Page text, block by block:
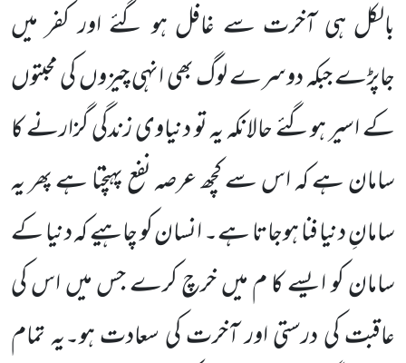
بالکل ہی آخرت سے غافل ہو گئے اور کفر میں
جاپڑے جبکہ دوسرے لوگ بھی انہی چیزوں کی محبتوں
کے اسیر ہوگئے حالانکہ یہ تو دنیاوی زندگی گزارنے کا
سامان ہے کہ اس سے کچھ عرصہ نفع پہنچتا ہے پھر یہ
سامانِ دنیا فنا ہوجاتا ہے۔ انسان کو چاہیے کہ دنیا کے
سامان کو ایسے کا م میں خرچ کرے جس میں اس کی
عاقبت کی درستی اور آخرت کی سعادت ہو۔یہ تمام